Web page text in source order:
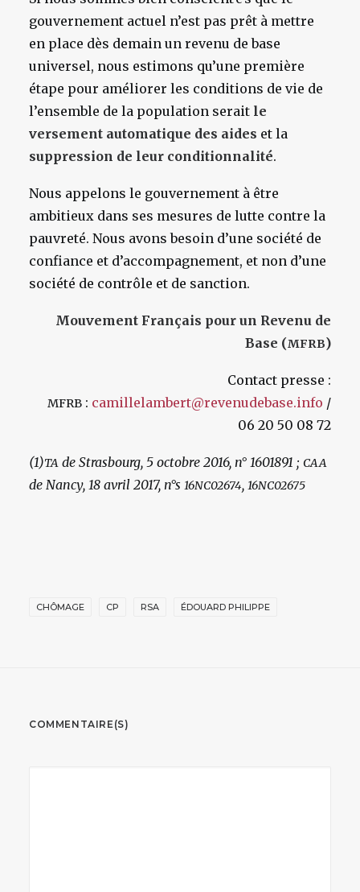
gouvernement actuel n’est pas prêt à mettre
en place dès demain un revenu de base
universel, nous estimons qu’une première
étape pour améliorer les conditions de vie de
l’ensemble de la population serait le
versement automatique des aides et la
suppression de leur conditionnalité.
Nous appelons le gouvernement à être
ambitieux dans ses mesures de lutte contre la
pauvreté. Nous avons besoin d’une société de
confiance et d’accompagnement, et non d’une
société de contrôle et de sanction.
Mouvement Français pour un Revenu de
Base (MFRB)
Contact presse :
MFRB : camillelambert@revenudebase.info /
06 20 50 08 72
(1)TA de Strasbourg, 5 octobre 2016, n° 1601891 ; CAA
de Nancy, 18 avril 2017, n°s 16NC02674, 16NC02675
CHÔMAGE CP RSA ÉDOUARD PHILIPPE
COMMENTAIRE(S)